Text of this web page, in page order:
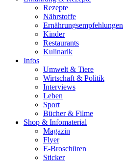
Rezepte
Nährstoffe
Ernährungsempfehlungen
Kinder
Restaurants
Kulinarik
Infos
Umwelt & Tiere
Wirtschaft & Politik
Interviews
Leben
Sport
Bücher & Filme
Shop & Infomaterial
Magazin
Flyer
E-Broschüren
Sticker